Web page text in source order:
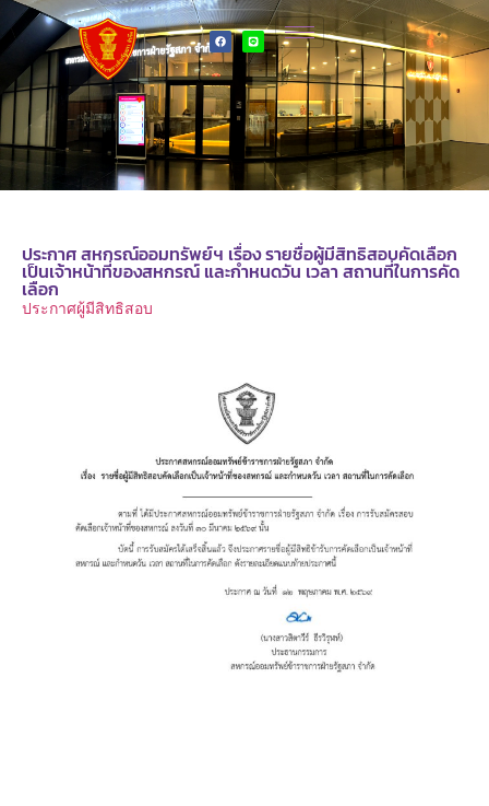
ประกาศ สหกรณ์ออมทรัพย์ฯ เรื่อง รายชื่อผู้มีสิทธิสอบคัดเลือก
เป็นเจ้าหน้าที่ของสหกรณ์ และกำหนดวัน เวลา สถานที่ในการคัด
เลือก
ประกาศผู้มีสิทธิสอบ